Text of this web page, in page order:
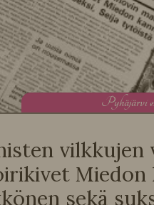
Pyhäjärvi
vilkkujen
Miedon
sekä